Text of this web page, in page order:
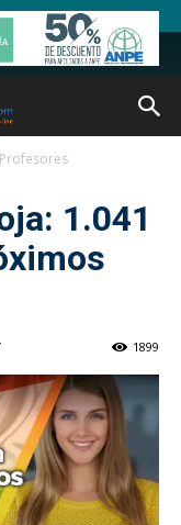
1.041
1899